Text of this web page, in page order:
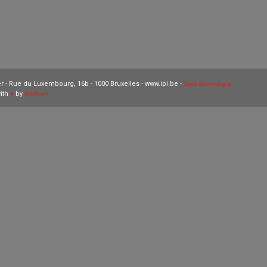
Rue du Luxembourg, 16b - 1000 Bruxelles - www.ipi.be - Code déontologie
♥by Graficart